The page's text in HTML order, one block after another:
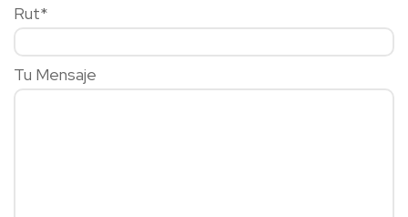
Rut*
Tu Mensaje